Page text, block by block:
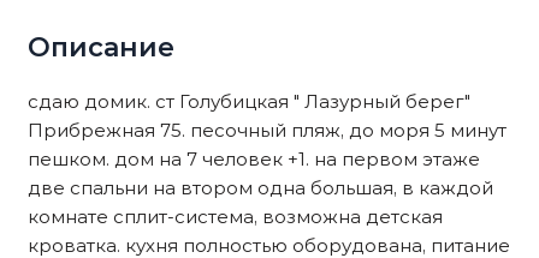
Описание
сдаю домик. ст Голубицкая " Лазурный берег"
Прибрежная 75. песочный пляж, до моря 5 минут
пешком. дом на 7 человек +1. на первом этаже
две спальни на втором одна большая, в каждой
комнате сплит-система, возможна детская
кроватка. кухня полностью оборудована, питание